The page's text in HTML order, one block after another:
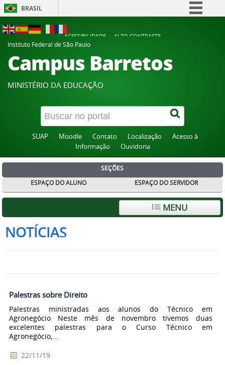
BRASIL
Participe
Acesso à informação
Canais
ACESSIBILIDADE
ALTO CONTRASTE
Instituto Federal de São Paulo
Campus Barretos
MINISTÉRIO DA EDUCAÇÃO
SUAP Moodle Contato Localização
Acesso à
Informação
Ouvidoria
SEÇÕES
ESPAÇO DO ALUNO
ESPAÇO DO SERVIDOR
MENU
NOTÍCIAS
Palestras sobre Direito
Palestras ministradas aos alunos do Técnico em
Agronegócio Neste mês de novembro tivemos duas
excelentes palestras para o Curso Técnico em
Agronegócio,...
22/11/19